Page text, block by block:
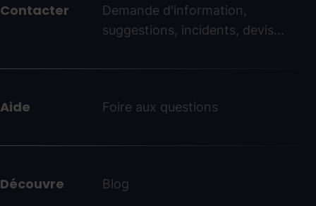
-
ordinoarcalis.com
Contacter
Demande d'information,
suggestions, incidents, devis...
Aide Foire aux questions
Découvre Blog